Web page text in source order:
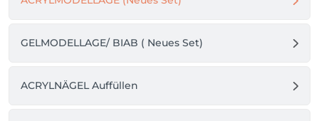
Mein Weg in der Nailwelt
umfangreicher Ausbildung und kontinuierlicher
GELMODELLAGE/ BIAB ( Neues Set)
ACRYLNÄGEL Auffüllen